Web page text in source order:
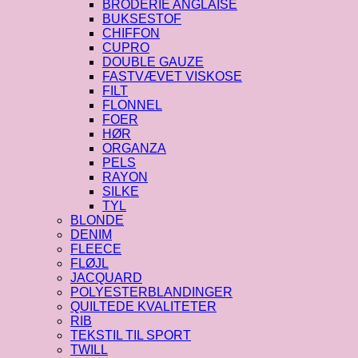
BRODERIE ANGLAISE
BUKSESTOF
CHIFFON
CUPRO
DOUBLE GAUZE
FASTVÆVET VISKOSE
FILT
FLONNEL
FOER
HØR
ORGANZA
PELS
RAYON
SILKE
TYL
BLONDE
DENIM
FLEECE
FLØJL
JACQUARD
POLYESTERBLANDINGER
QUILTEDE KVALITETER
RIB
TEKSTIL TIL SPORT
TWILL